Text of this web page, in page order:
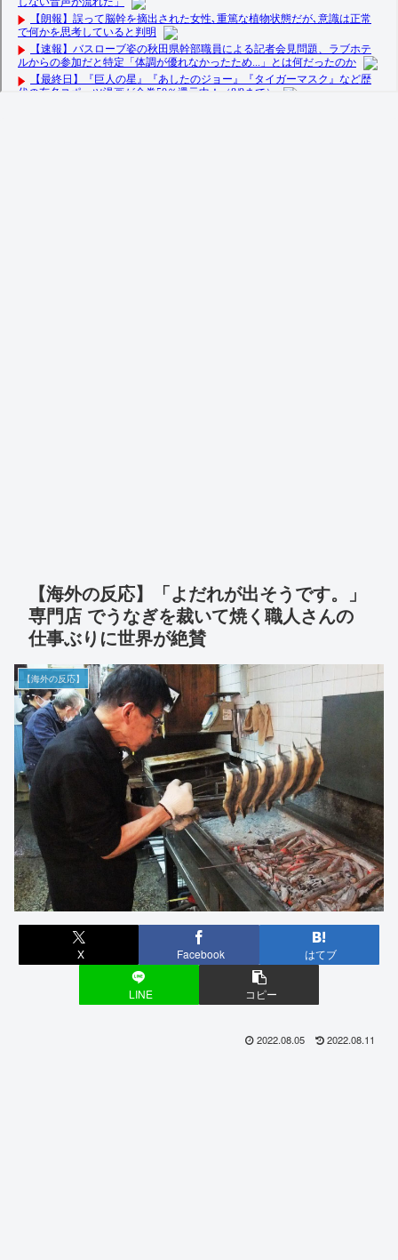
【海外の反応】「よだれが出そうです。」
専門店 でうなぎを裁いて焼く職人さんの
仕事ぶりに世界が絶賛
【海外の反応】
X Facebook はてブ
LINE コピー
2022.08.05 2022.08.11